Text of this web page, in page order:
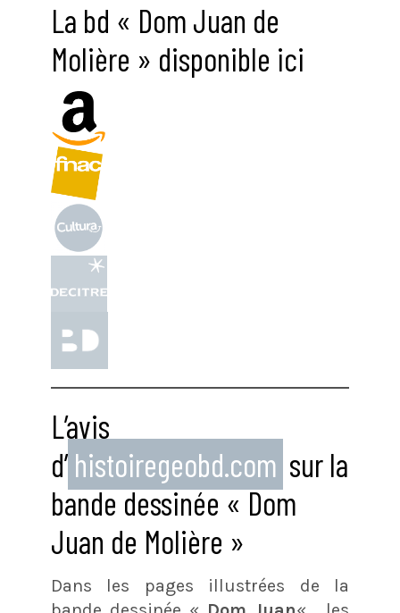
La bd « Dom Juan de
Molière » disponible ici
L’avis
d’ histoiregeobd.com sur la
bande dessinée « Dom
Juan de Molière »
Dans les pages illustrées de la